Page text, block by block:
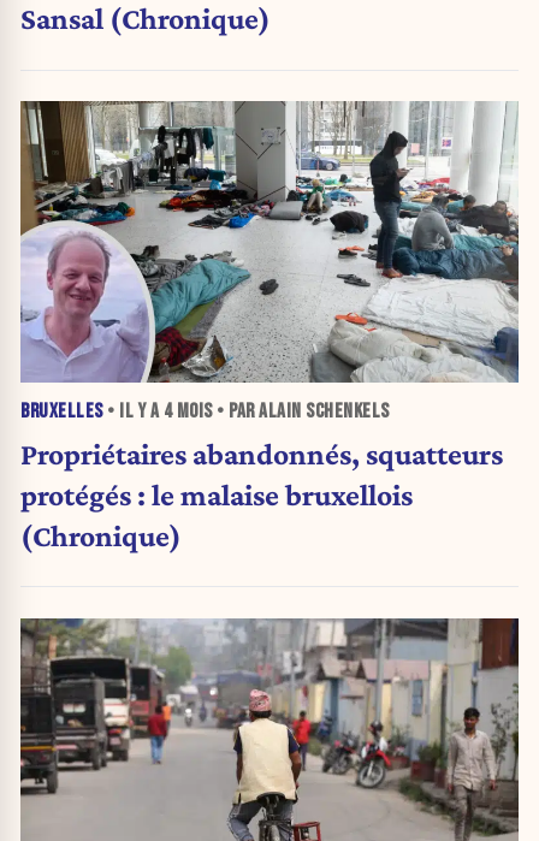
Sansal (Chronique)
BRUXELLES• IL Y A 4 MOIS• PAR ALAIN SCHENKELS
Propriétaires abandonnés, squatteurs
protégés : le malaise bruxellois
(Chronique)